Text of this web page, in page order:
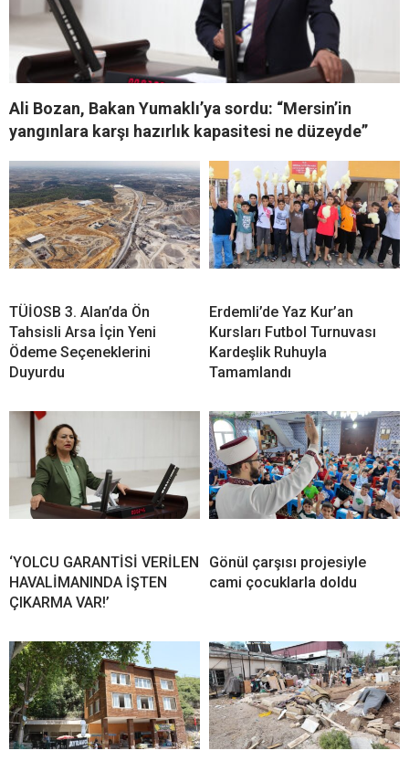
Ali Bozan, Bakan Yumaklı’ya sordu: “Mersin’in
yangınlara karşı hazırlık kapasitesi ne düzeyde”
TÜİOSB 3. Alan’da Ön
Tahsisli Arsa İçin Yeni
Ödeme Seçeneklerini
Duyurdu
Erdemli’de Yaz Kur’an
Kursları Futbol Turnuvası
Kardeşlik Ruhuyla
Tamamlandı
‘YOLCU GARANTİSİ VERİLEN
HAVALİMANINDA İŞTEN
ÇIKARMA VAR!’
Gönül çarşısı projesiyle
cami çocuklarla doldu